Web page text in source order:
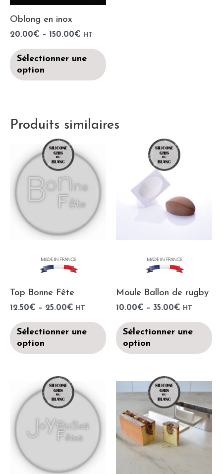
Oblong en inox
20.00€ – 150.00€ HT
Sélectionner une
option
Produits similaires
Top Bonne Fête
12.50€ – 25.00€ HT
Sélectionner une
option
Moule Ballon de rugby
10.00€ – 35.00€ HT
Sélectionner une
option